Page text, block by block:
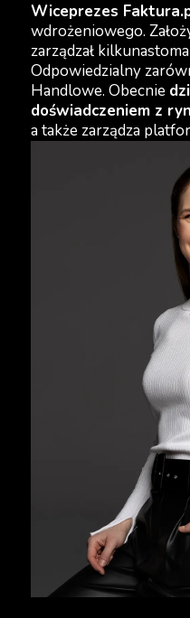
Wiceprezes
wdrożeniowego.
zarządzał
Odpowiedzialny
Handlowe. Obecnie
doświadczeniem z
a także zarządza